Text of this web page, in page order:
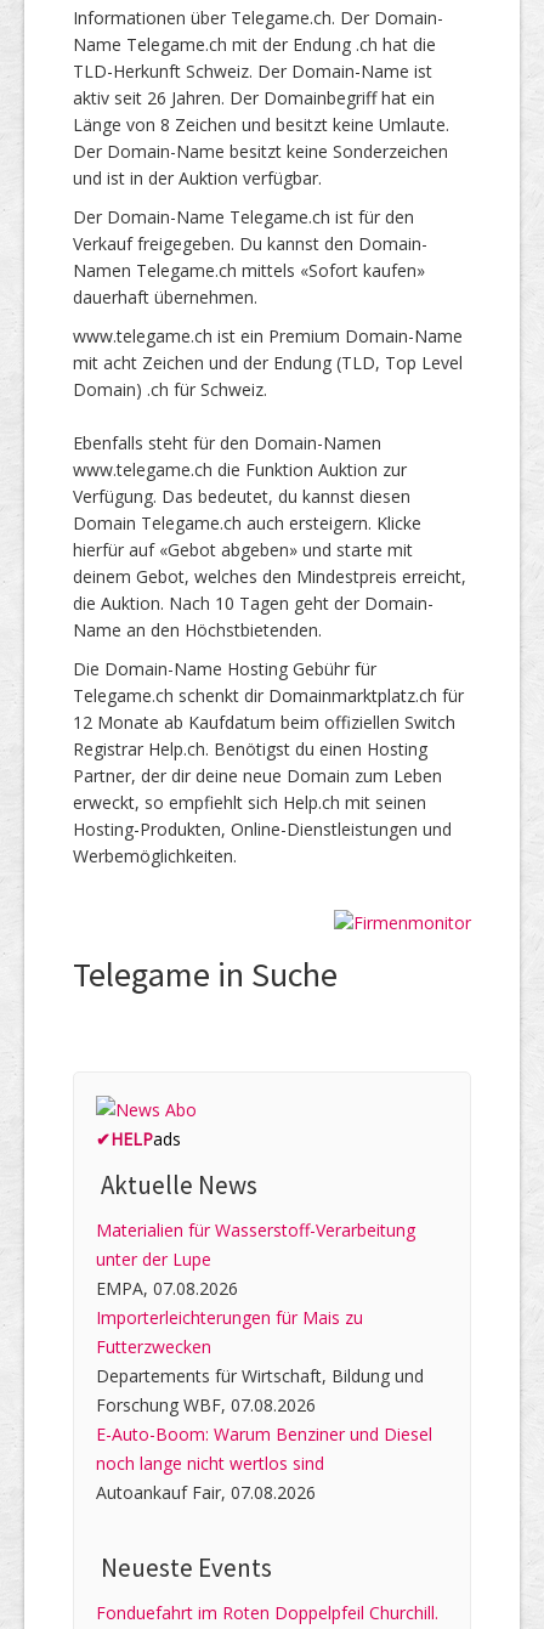
Informationen über Telegame.ch. Der Domain-
Name Telegame.ch mit der Endung .ch hat die
TLD-Herkunft Schweiz. Der Domain-Name ist
aktiv seit 26 Jahren. Der Domainbegriff hat ein
Länge von 8 Zeichen und besitzt keine Umlaute.
Der Domain-Name besitzt keine Sonderzeichen
und ist in der Auktion verfügbar.
Der Domain-Name Telegame.ch ist für den
Verkauf freigegeben. Du kannst den Domain-
Namen Telegame.ch mittels «Sofort kaufen»
dauerhaft übernehmen.
www.telegame.ch ist ein Premium Domain-Name
mit acht Zeichen und der Endung (TLD, Top Level
Domain) .ch für Schweiz.
Ebenfalls steht für den Domain-Namen
www.telegame.ch die Funktion Auktion zur
Verfügung. Das bedeutet, du kannst diesen
Domain Telegame.ch auch ersteigern. Klicke
hierfür auf «Gebot abgeben» und starte mit
deinem Gebot, welches den Mindestpreis erreicht,
die Auktion. Nach 10 Tagen geht der Domain-
Name an den Höchstbietenden.
Die Domain-Name Hosting Gebühr für
Telegame.ch schenkt dir Domainmarktplatz.ch für
12 Monate ab Kaufdatum beim offiziellen Switch
Registrar Help.ch. Benötigst du einen Hosting
Partner, der dir deine neue Domain zum Leben
erweckt, so empfiehlt sich Help.ch mit seinen
Hosting-Produkten, Online-Dienstleistungen und
Werbemöglichkeiten.
Telegame in Suche
✔HELPads
Aktuelle News
Materialien für Wasserstoff-Verarbeitung
unter der Lupe
EMPA, 07.08.2026
Importerleichterungen für Mais zu
Futterzwecken
Departements für Wirtschaft, Bildung und
Forschung WBF, 07.08.2026
E-Auto-Boom: Warum Benziner und Diesel
noch lange nicht wertlos sind
Autoankauf Fair, 07.08.2026
Neueste Events
Fonduefahrt im Roten Doppelpfeil Churchill.